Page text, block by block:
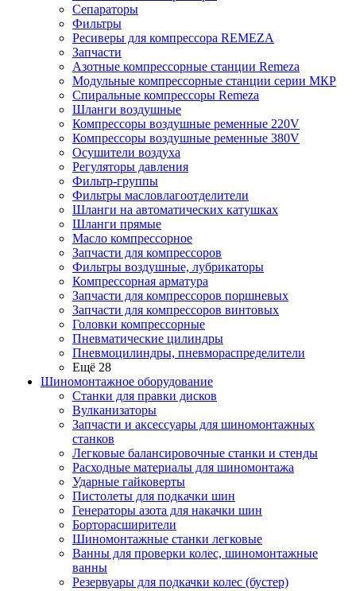
Сепараторы
Фильтры
Ресиверы для компрессора REMEZA
Запчасти
Азотные компрессорные станции Remeza
Модульные компрессорные станции серии МКР
Спиральные компрессоры Remeza
Шланги воздушные
Компрессоры воздушные ременные 220V
Компрессоры воздушные ременные 380V
Осушители воздуха
Регуляторы давления
Фильтр-группы
Фильтры масловлагоотделители
Шланги на автоматических катушках
Шланги прямые
Масло компрессорное
Запчасти для компрессоров
Фильтры воздушные, лубрикаторы
Компрессорная арматура
Запчасти для компрессоров поршневых
Запчасти для компрессоров винтовых
Головки компрессорные
Пневматические цилиндры
Пневмоцилиндры, пневмораспределители
Ещё 28
Шиномонтажное оборудование
Станки для правки дисков
Вулканизаторы
Запчасти и аксессуары для шиномонтажных
станков
Легковые балансировочные станки и стенды
Расходные материалы для шиномонтажа
Ударные гайковерты
Пистолеты для подкачки шин
Генераторы азота для накачки шин
Борторасширители
Шиномонтажные станки легковые
Ванны для проверки колес, шиномонтажные
ванны
Резервуары для подкачки колес (бустер)